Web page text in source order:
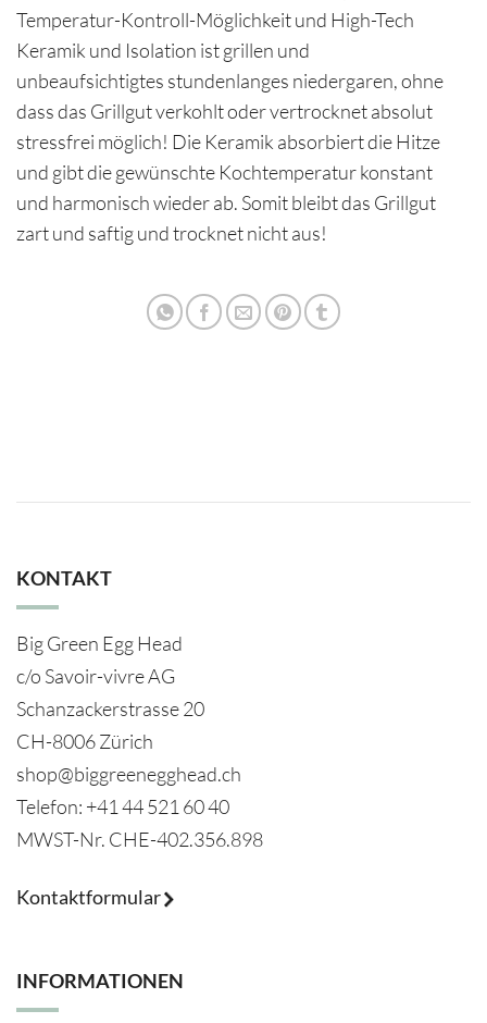
Temperatur-Kontroll-Möglichkeit und High-Tech
Keramik und Isolation ist grillen und
unbeaufsichtigtes stundenlanges niedergaren, ohne
dass das Grillgut verkohlt oder vertrocknet absolut
stressfrei möglich! Die Keramik absorbiert die Hitze
und gibt die gewünschte Kochtemperatur konstant
und harmonisch wieder ab. Somit bleibt das Grillgut
zart und saftig und trocknet nicht aus!
KONTAKT
Big Green Egg Head
c/o Savoir-vivre AG
Schanzackerstrasse 20
CH-8006 Zürich
shop@biggreenegghead.ch
Telefon: +41 44 521 60 40
MWST-Nr. CHE-402.356.898
Kontaktformular
INFORMATIONEN